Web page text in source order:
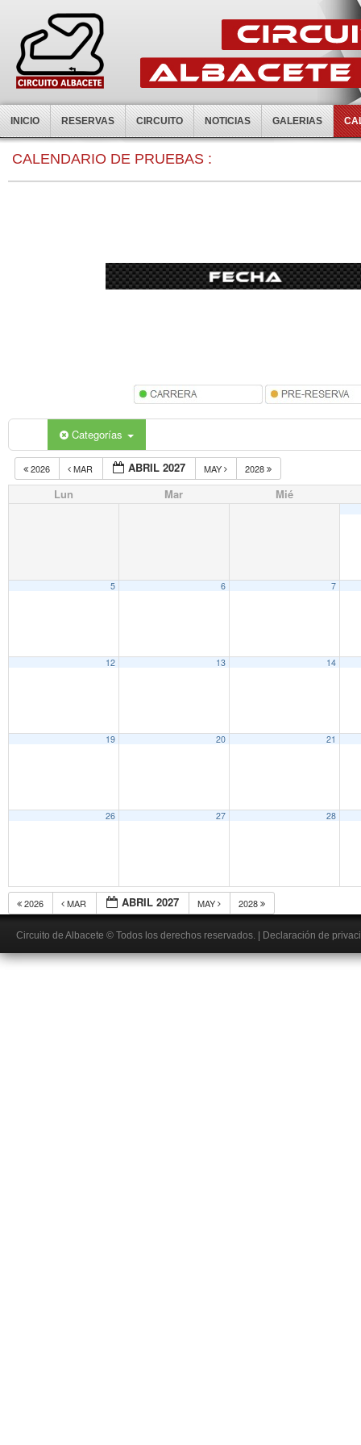
INICIO RESERVAS CIRCUITO NOTICIAS GALERIAS
CALENDARIO DE PRUEBAS :
Categorías
2026 MAR ABRIL 2027 MAY 2028
Lun Mar Mié
5 6 7
12 13 14
19 20 21
26 27 28
2026 MAR ABRIL 2027 MAY 2028
Circuito de Albacete © Todos los derechos reservados. Declaración de